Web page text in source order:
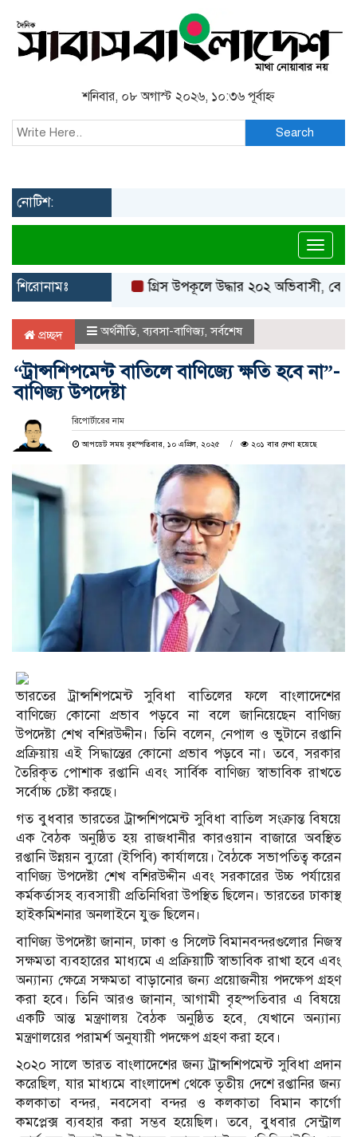
শনিবার, ০৮ অগাস্ট ২০২৬, ১০:৩৬ পূর্বাহ্ন
Search
নোটিশ:
শিরোনামঃ গ্রিস উপকূলে উদ্ধার ২০২ অভিবাসী,
প্রচ্ছদ অর্থনীতি,ব্যবসা-বাণিজ্য,সর্বশেষ
“ট্রান্সশিপমেন্ট বাতিলে বাণিজ্যে ক্ষতি হবে না”-
বাণিজ্য উপদেষ্টা
রিপোর্টারের নাম
আপডেট সময় বৃহস্পতিবার, ১০ এপ্রিল, ২০২৫ ২০১ বার দেখা হয়েছে
ভারতের ট্রান্সশিপমেন্ট সুবিধা বাতিলের ফলে বাংলাদেশের
বাণিজ্যে কোনো প্রভাব পড়বে না বলে জানিয়েছেন বাণিজ্য
উপদেষ্টা শেখ বশিরউদ্দীন। তিনি বলেন, নেপাল ও ভুটানে রপ্তানি
প্রক্রিয়ায় এই সিদ্ধান্তের কোনো প্রভাব পড়বে না। তবে, সরকার
তৈরিকৃত পোশাক রপ্তানি এবং সার্বিক বাণিজ্য স্বাভাবিক রাখতে
সর্বোচ্চ চেষ্টা করছে।
গত বুধবার ভারতের ট্রান্সশিপমেন্ট সুবিধা বাতিল সংক্রান্ত বিষয়ে
এক বৈঠক অনুষ্ঠিত হয় রাজধানীর কারওয়ান বাজারে অবস্থিত
রপ্তানি উন্নয়ন ব্যুরো (ইপিবি) কার্যালয়ে। বৈঠকে সভাপতিত্ব করেন
বাণিজ্য উপদেষ্টা শেখ বশিরউদ্দীন এবং সরকারের উচ্চ পর্যায়ের
কর্মকর্তাসহ ব্যবসায়ী প্রতিনিধিরা উপস্থিত ছিলেন। ভারতের ঢাকাস্থ
হাইকমিশনার অনলাইনে যুক্ত ছিলেন।
বাণিজ্য উপদেষ্টা জানান, ঢাকা ও সিলেট বিমানবন্দরগুলোর নিজস্ব
সক্ষমতা ব্যবহারের মাধ্যমে এ প্রক্রিয়াটি স্বাভাবিক রাখা হবে এবং
অন্যান্য ক্ষেত্রে সক্ষমতা বাড়ানোর জন্য প্রয়োজনীয় পদক্ষেপ গ্রহণ
করা হবে। তিনি আরও জানান, আগামী বৃহস্পতিবার এ বিষয়ে
একটি আন্ত মন্ত্রণালয় বৈঠক অনুষ্ঠিত হবে, যেখানে অন্যান্য
মন্ত্রণালয়ের পরামর্শ অনুযায়ী পদক্ষেপ গ্রহণ করা হবে।
২০২০ সালে ভারত বাংলাদেশের জন্য ট্রান্সশিপমেন্ট সুবিধা প্রদান
করেছিল, যার মাধ্যমে বাংলাদেশ থেকে তৃতীয় দেশে রপ্তানির জন্য
কলকাতা বন্দর, নবসেবা বন্দর ও কলকাতা বিমান কার্গো
কমপ্লেক্স ব্যবহার করা সম্ভব হয়েছিল। তবে, বুধবার সেন্ট্রাল